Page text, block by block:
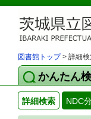
図書館トップ> 詳細検
かんたん
詳細検索 NDC